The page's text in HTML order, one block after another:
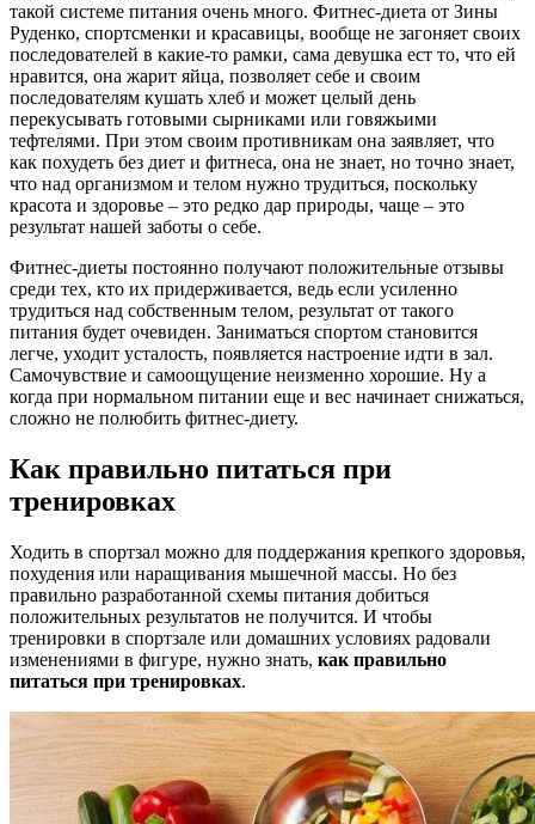
такой системе питания очень много. Фитнес-диета от Зины
Руденко, спортсменки и красавицы, вообще не загоняет своих
последователей в какие-то рамки, сама девушка ест то, что ей
нравится, она жарит яйца, позволяет себе и своим
последователям кушать хлеб и может целый день
перекусывать готовыми сырниками или говяжьими
тефтелями. При этом своим противникам она заявляет, что
как похудеть без диет и фитнеса, она не знает, но точно знает,
что над организмом и телом нужно трудиться, поскольку
красота и здоровье – это редко дар природы, чаще – это
результат нашей заботы о себе.
Фитнес-диеты постоянно получают положительные отзывы
среди тех, кто их придерживается, ведь если усиленно
трудиться над собственным телом, результат от такого
питания будет очевиден. Заниматься спортом становится
легче, уходит усталость, появляется настроение идти в зал.
Самочувствие и самоощущение неизменно хорошие. Ну а
когда при нормальном питании еще и вес начинает снижаться,
сложно не полюбить фитнес-диету.
Как правильно питаться при
тренировках
Ходить в спортзал можно для поддержания крепкого здоровья,
похудения или наращивания мышечной массы. Но без
правильно разработанной схемы питания добиться
положительных результатов не получится. И чтобы
тренировки в спортзале или домашних условиях радовали
изменениями в фигуре, нужно знать, как правильно
питаться при тренировках.